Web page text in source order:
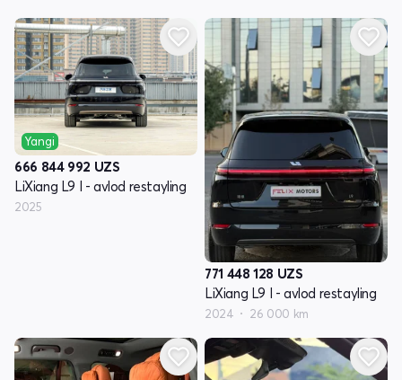
Yangi
666 844 992 UZS
LiXiang L9 I - avlod restayling
2025
771 448 128 UZS
LiXiang L9 I - avlod restayling
2024 26 000 km